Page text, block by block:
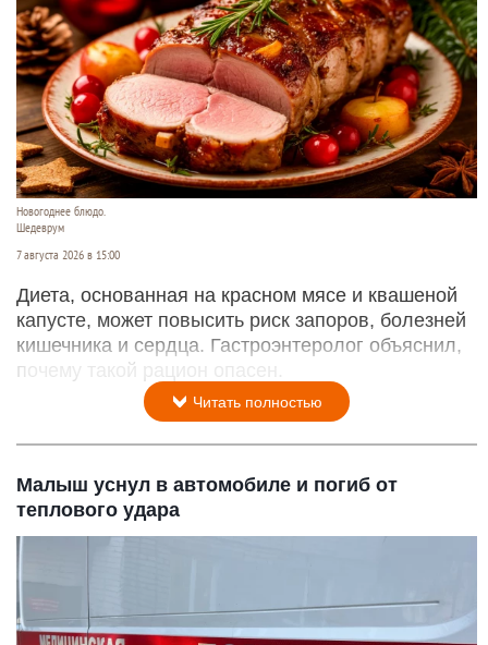
Новогоднее блюдо.
Шедеврум
7 августа 2026 в 15:00
Диета, основанная на красном мясе и квашеной
капусте, может повысить риск запоров, болезней
кишечника и сердца. Гастроэнтеролог объяснил,
почему такой рацион опасен.
Читать полностью
Малыш уснул в автомобиле и погиб от
теплового удара